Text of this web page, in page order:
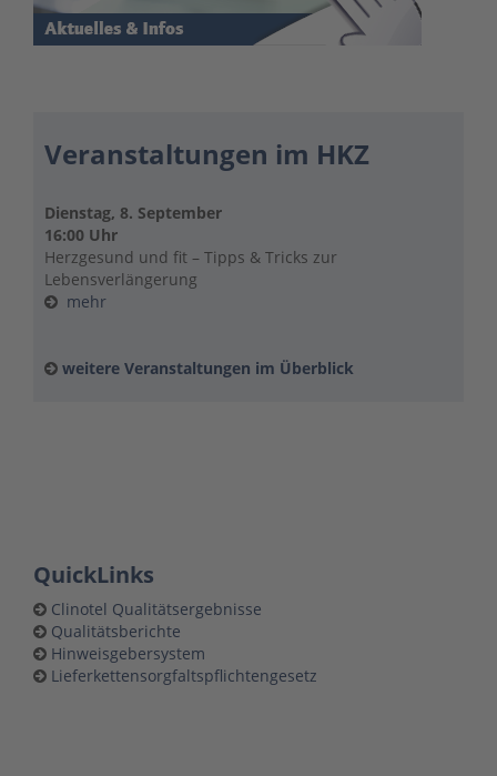
Veranstaltungen im HKZ
Dienstag, 8. September
16:00 Uhr
Herzgesund und fit – Tipps & Tricks zur
Lebensverlängerung
mehr
weitere Veranstaltungen im Überblick
QuickLinks
Clinotel Qualitätsergebnisse
Qualitätsberichte
Hinweisgebersystem
Lieferkettensorgfaltspflichtengesetz